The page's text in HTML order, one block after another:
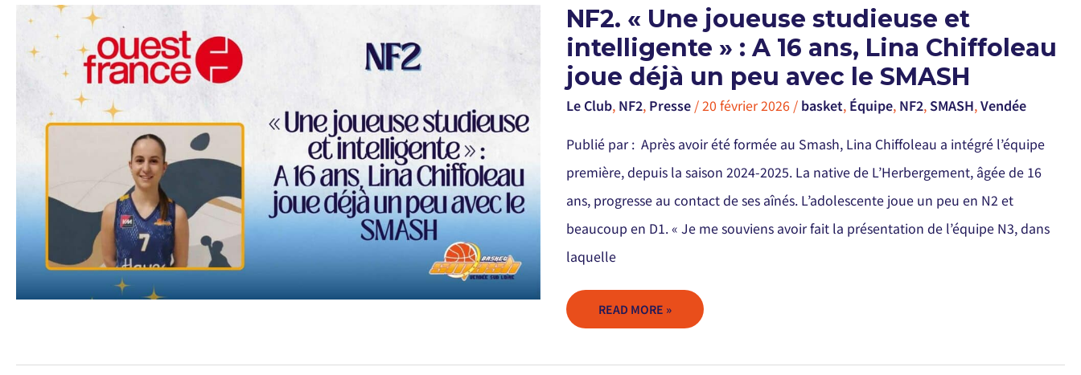
NF2. « Une joueuse studieuse et
intelligente » : A 16 ans, Lina Chiffoleau
joue déjà un peu avec le SMASH
Le Club, NF2, Presse /20 février 2026 / basket, Équipe, NF2, SMASH,Vendée
Publié par : Après avoir été formée au Smash, Lina Chiffoleau a intégré l’équipe
première, depuis la saison 2024-2025. La native de L’Herbergement, âgée de 16
ans, progresse au contact de ses aînés. L’adolescente joue un peu en N2 et
beaucoup en D1. « Je me souviens avoir fait la présentation de l’équipe N3, dans
laquelle
NF2.
«
UNE
JOUEUSE
STUDIEUSE
INTELLIGENTE
»
A
LINA
CHIFFOLEAU
JOUE
DÉJÀ
PEU
AVEC
LE
SMASH
READ MORE »